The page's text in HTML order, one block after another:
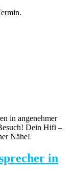
in angenehmer
Dein Hifi –
Nähe!
in